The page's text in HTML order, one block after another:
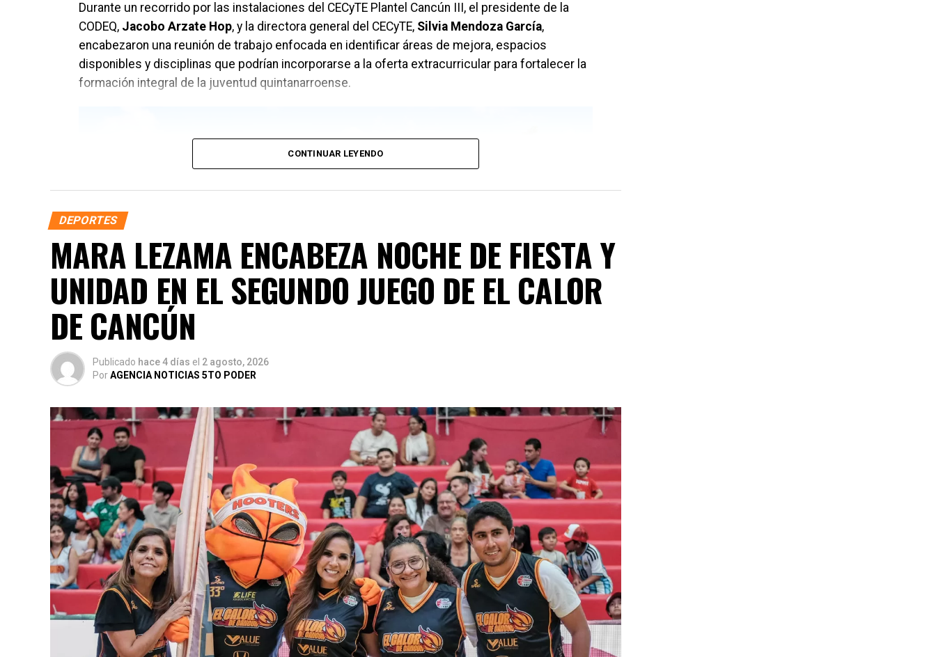
Durante un recorrido por las instalaciones del CECyTE Plantel Cancún III, el presidente de la
CODEQ, Jacobo Arzate Hop, y la directora general del CECyTE, Silvia Mendoza García,
encabezaron una reunión de trabajo enfocada en identificar áreas de mejora, espacios
disponibles y disciplinas que podrían incorporarse a la oferta extracurricular para fortalecer la
formación integral de la juventud quintanarroense.
En concordancia con el Nuevo Acuerdo por el Bienestar y Desarrollo, impulsado por la
gobernadora Mara Lezama Espinosa, ambas instituciones coincidieron en que la educación y el
deporte deben caminar de la mano para garantizar que las y los jóvenes cuenten con
herramientas que fortalezcan su crecimiento físico, emocional y social.
Arzate Hop destacó que el objetivo es que el deporte sea una prioridad dentro de la vida
estudiantil, por lo que se proyectan alternativas que permitan a las y los alumnos acceder a
diversas disciplinas, así como a infraestructura adecuada para su práctica. Añadió que se
trabaja en definir qué deportes pueden implementarse y qué recursos se requieren para su
operación.
CONTINUAR LEYENDO
DEPORTES
MARA LEZAMA ENCABEZA NOCHE DE FIESTA Y
UNIDAD EN EL SEGUNDO JUEGO DE EL CALOR
DE CANCÚN
Publicado hace 4 días el 2 agosto, 2026
PorAGENCIA NOTICIAS 5TO PODER